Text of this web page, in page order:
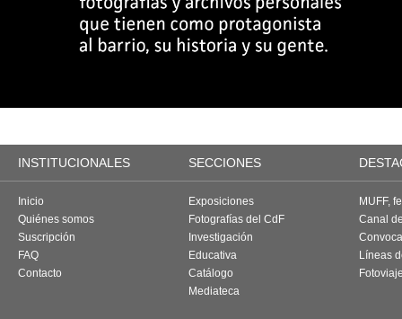
INSTITUCIONALES SECCIONES
Inicio
Quiénes somos
Suscripción
FAQ
Contacto
Exposiciones
Fotografías del CdF
Investigación
Educativa
Catálogo
Mediateca
MUFF,
Canal
Líneas